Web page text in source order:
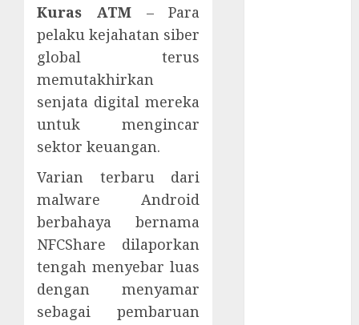
Kuras ATM– Para
pelaku kejahatan siber
global terus
memutakhirkan
senjata digital mereka
untuk mengincar
sektor keuangan.
Varian terbaru dari
malware Android
berbahaya bernama
NFCShare dilaporkan
tengah menyebar luas
dengan menyamar
sebagai pembaruan